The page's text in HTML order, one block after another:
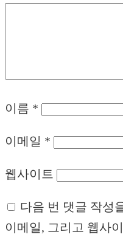
이름 *
이메일 *
웹사이트
다음 번 댓글 작성
이메일, 그리고 웹사